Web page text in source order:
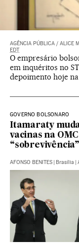
AGÊNCIA PÚBLICA / ALICE
EDT
O empresário
em inquéritos no
depoimento hoje
GOVERNO BOLSONARO
Itamaraty
vacinas na
AFONSO BENITES Brasília